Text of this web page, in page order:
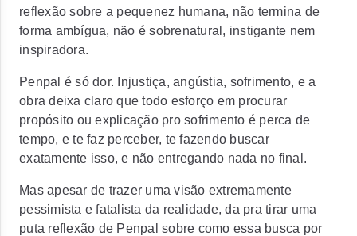
reflexão sobre a pequenez humana, não termina de
forma ambígua, não é sobrenatural, instigante nem
inspiradora.
Penpal é só dor. Injustiça, angústia, sofrimento, e a
obra deixa claro que todo esforço em procurar
propósito ou explicação pro sofrimento é perca de
tempo, e te faz perceber, te fazendo buscar
exatamente isso, e não entregando nada no final.
Mas apesar de trazer uma visão extremamente
pessimista e fatalista da realidade, da pra tirar uma
puta reflexão de Penpal sobre como essa busca por